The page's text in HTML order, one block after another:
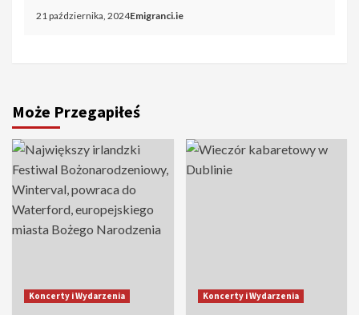
21 października, 2024Emigranci.ie
Może Przegapiłeś
Koncerty i Wydarzenia Koncerty i Wydarzenia